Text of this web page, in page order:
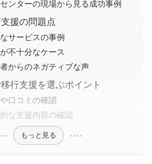
ンターの現場から見る成功事例
援の問題点
サービスの事例
不十分なケース
からのネガティブな声
行支援を選ぶポイント
口コミの確認
な支援内容の確認
もっと見る